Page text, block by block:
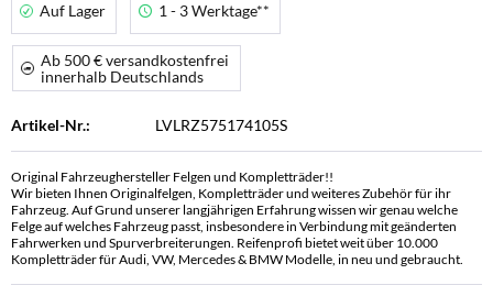
Auf Lager 1 - 3 Werktage**
Ab 500 € versandkostenfrei
innerhalb Deutschlands
Artikel-Nr.: LVLRZ575174105S
Original Fahrzeughersteller Felgen und Kompletträder!!
Wir bieten Ihnen Originalfelgen, Kompletträder und weiteres Zubehör für ihr
Fahrzeug. Auf Grund unserer langjährigen Erfahrung wissen wir genau welche
Felge auf welches Fahrzeug passt, insbesondere in Verbindung mit geänderten
Fahrwerken und Spurverbreiterungen. Reifenprofi bietet weit über 10.000
Kompletträder für Audi, VW, Mercedes & BMW Modelle, in neu und gebraucht.